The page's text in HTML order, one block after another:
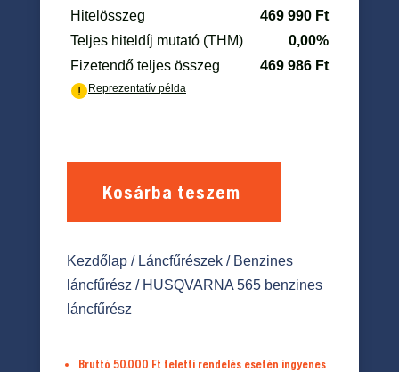
Kosárba teszem
Kezdőlap/ Láncfűrészek/ Benzines
láncfűrész / HUSQVARNA 565 benzines
láncfűrész
Bruttó 50.000 Ft feletti rendelés esetén ingyenes